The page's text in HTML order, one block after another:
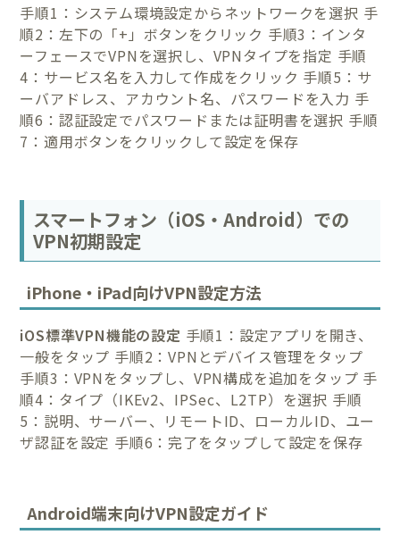
手順1：システム環境設定からネットワークを選択 手
順2：左下の「+」ボタンをクリック 手順3：インタ
ーフェースでVPNを選択し、VPNタイプを指定 手順
4：サービス名を入力して作成をクリック 手順5：サ
ーバアドレス、アカウント名、パスワードを入力 手
順6：認証設定でパスワードまたは証明書を選択 手順
7：適用ボタンをクリックして設定を保存
スマートフォン（iOS・Android）での
VPN初期設定
iPhone・iPad向けVPN設定方法
iOS標準VPN機能の設定 手順1：設定アプリを開き、
一般をタップ 手順2：VPNとデバイス管理をタップ
手順3：VPNをタップし、VPN構成を追加をタップ 手
順4：タイプ（IKEv2、IPSec、L2TP）を選択 手順
5：説明、サーバー、リモートID、ローカルID、ユー
ザ認証を設定 手順6：完了をタップして設定を保存
Android端末向けVPN設定ガイド